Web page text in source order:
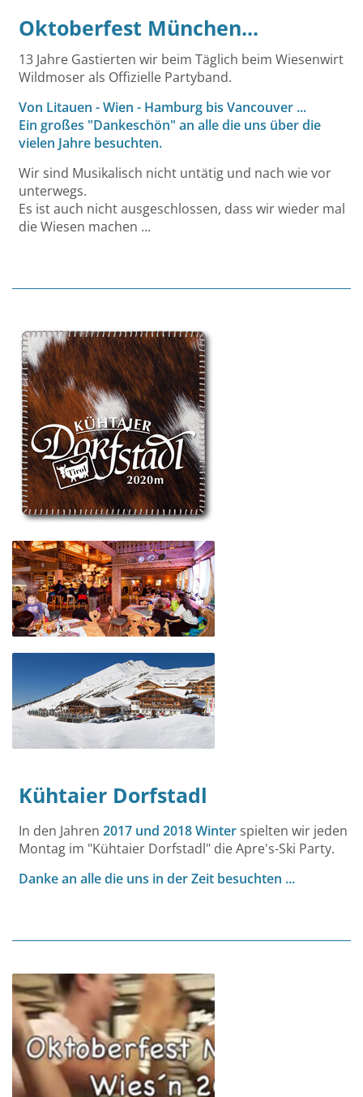
Oktoberfest München...
13 Jahre Gastierten wir beim Täglich beim Wiesenwirt
Wildmoser als Offizielle Partyband.
Von Litauen - Wien - Hamburg bis Vancouver ...
Ein großes "Dankeschön" an alle die uns über die
vielen Jahre besuchten.
Wir sind Musikalisch nicht untätig und nach wie vor
unterwegs.
Es ist auch nicht ausgeschlossen, dass wir wieder mal
die Wiesen machen ...
Kühtaier Dorfstadl
In den Jahren2017 und 2018 Winter spielten wir jeden
Montag im "Kühtaier Dorfstadl" die Apre's-Ski Party.
Danke an alle die uns in der Zeit besuchten ...